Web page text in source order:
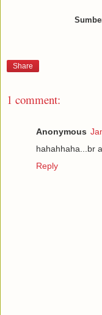
Share
1 comment:
Anonymous
hahahhaha...br
Reply